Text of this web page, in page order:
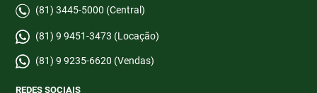
(81) 3445-5000 (Central)
(81) 9 9451-3473 (Locação)
(81) 9 9235-6620 (Vendas)
REDES SOCIAIS